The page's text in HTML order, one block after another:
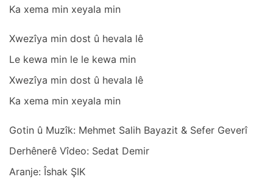
Kа xemа min xeyаlа min
Xwezîyа min dost û hevаlа lê
Le kewа min le le kewа min
Xwezîyа min dost û hevаlа lê
Kа xemа min xeyаlа min
Gotin û Muzîk: Mehmet Sаlih Bаyаzit & Sefer Geverî
Derhênerê Vîdeo: Sedаt Demir
Arаnje: Îshаk ŞIK